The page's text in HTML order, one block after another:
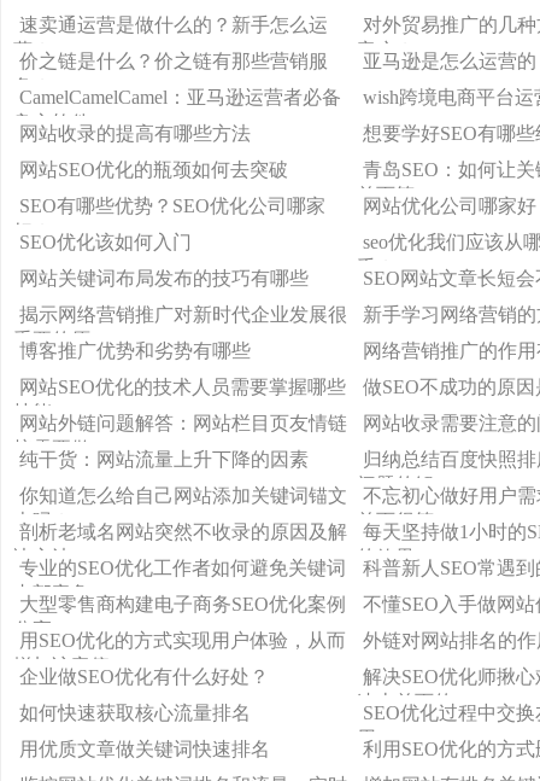
速卖通运营是做什么的？新手怎么运
营？
对外贸易推广的几
客户？
价之链是什么？价之链有那些营销服
务？
亚马逊是怎么运营
CamelCamelCamel：亚马逊运营者必备
良心软件
wish跨境电商平台
网站收录的提高有哪些方法
想要学好SEO有哪些
网站SEO优化的瓶颈如何去突破
青岛SEO：如何让
首页第一
SEO有哪些优势？SEO优化公司哪家
好？
网站优化公司哪家
SEO优化该如何入门
seo优化我们应该从
手？
网站关键词布局发布的技巧有哪些
SEO网站文章长短
揭示网络营销推广对新时代企业发展很
重要的原
新手学习网络营销
博客推广优势和劣势有哪些
网络营销推广的作
网站SEO优化的技术人员需要掌握哪些
技能
做SEO不成功的原
网站外链问题解答：网站栏目页友情链
接需要做
网站收录需要注意
纯干货：网站流量上升下降的因素
归纳总结百度快照
问题的解
你知道怎么给自己网站添加关键词锚文
本吗？
不忘初心做好用户
首页很简
剖析老域名网站突然不收录的原因及解
决方法
每天坚持做1小时的
的效果
专业的SEO优化工作者如何避免关键词
内部竞争
科普新人SEO常遇到
大型零售商构建电子商务SEO优化案例
分享
不懂SEO入手做网
用SEO优化的方式实现用户体验，从而
增加访客停
外链对网站排名的
企业做SEO优化有什么好处？
解决SEO优化师揪
速上首页的
如何快速获取核心流量排名
SEO优化过程中交
用
用优质文章做关键词快速排名
利用SEO优化的方